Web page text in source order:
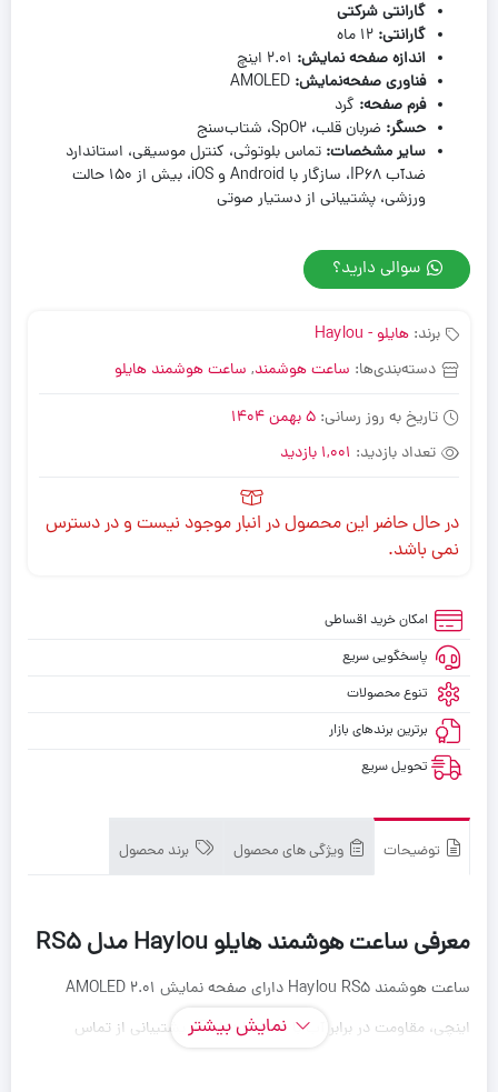
گارانتی شرکتی
گارانتی:
اندازه صفحه نمایش:
فناوری صفحه‌نمایش:
فرم صفحه: گرد
حسگر: ضربان قلب، SpO2، شتاب‌سنج
سایر مشخصات: تماس بلوتوثی، کنترل موسیقی، استاندارد
ضدآب IP68، سازگار با Android و iOS، بیش از ۱۵۰ حالت
ورزشی، پشتیبانی از دستیار صوتی
سوالی دارید؟
برند: هایلو - Haylou
دسته‌بندی‌ها: ساعت هوشمند, ساعت هوشمند هایلو
تاریخ به روز رسانی: 5 بهمن 1404
تعداد بازدید: 1,001 بازدید
در حال حاضر این محصول در انبار موجود نیست و در دسترس
نمی باشد.
امکان خرید اقساطی
پاسخگویی سریع
تنوع محصولات
برترین برندهای بازار
تحویل سریع
توضیحات ویژگی های محصول برند محصول
معرفی ساعت هوشمند هایلو Haylou مدل RS5
ساعت هوشمند Haylou RS5 دارای صفحه نمایش AMOLED 2.01
اینچی، مقاومت در برابر آب با استاندارد IP68، پشتیبانی از تماسنمایش بیشتر